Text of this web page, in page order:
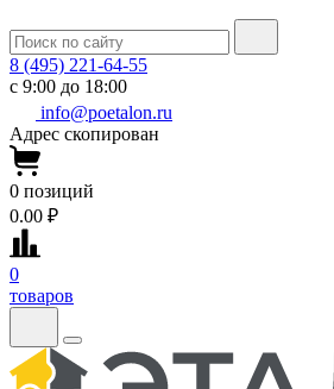
8 (495) 221-64-55
с 9:00 до 18:00
info@poetalon.ru
Адрес скопирован
0 позиций
0.00 ₽
0
товаров